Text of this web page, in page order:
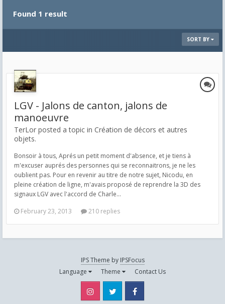
Found 1 result
SORT BY
LGV - Jalons de canton, jalons de
manoeuvre
TerLor posted a topic in Création de décors et autres
objets.
Bonsoir à tous, Aprés un petit moment d'absence, et je tiens à
m'excuser auprés des personnes qui se reconnaitrons, je ne les
oublient pas. Pour en revenir au titre de notre sujet, Nicodu, en
pleine création de ligne, m'avais proposé de reprendre la 3D des
signaux LGV avec l'accord de Charle...
February 23, 2013
210 replies
IPS Theme by IPSFocus
Language
Theme Contact Us
Instagram Twitter